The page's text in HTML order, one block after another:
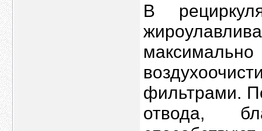
В
фильтрами.
отвода,